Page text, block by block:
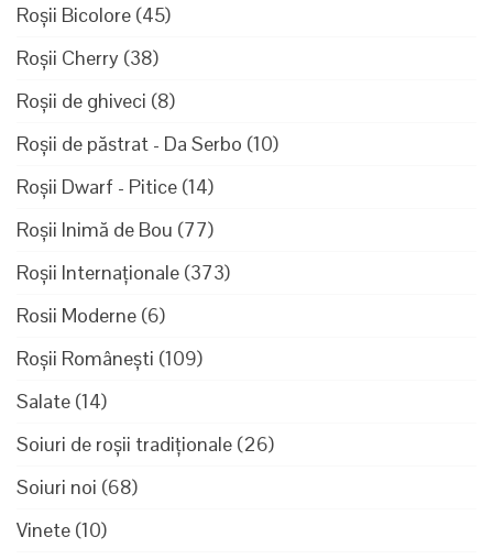
Roșii Bicolore (45)
Roșii Cherry (38)
Roșii de ghiveci (8)
Roșii de păstrat - Da Serbo (10)
Roșii Dwarf - Pitice (14)
Roșii Inimă de Bou (77)
Roșii Internaționale (373)
Rosii Moderne (6)
Roșii Românești (109)
Salate (14)
Soiuri de roșii tradiționale (26)
Soiuri noi (68)
Vinete (10)